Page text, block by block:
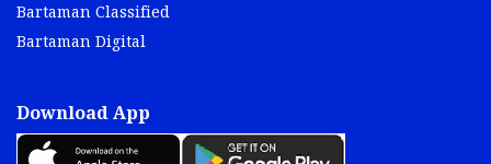
Bartaman Classified
Bartaman Digital
Download App